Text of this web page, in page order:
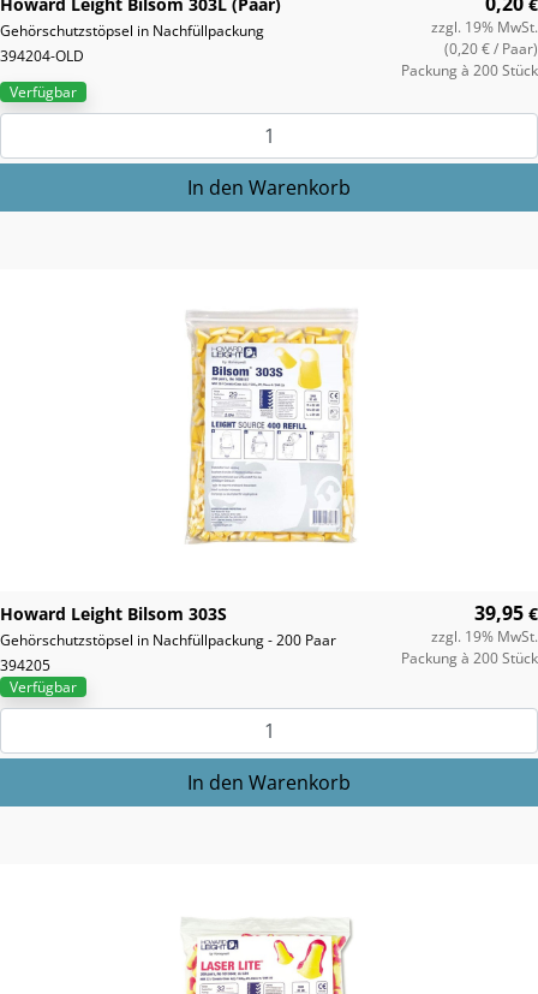
Gehörschutzstöpsel in Nachfüllpackung
394204-OLD
zzgl. 19% MwSt.
(0,20 €/ Paar)
Packung à 200 Stück
Verfügbar
Howard Leight Bilsom 303S
Gehörschutzstöpsel in Nachfüllpackung - 200 Paar
394205
39,95 €
zzgl. 19% MwSt.
Packung à 200 Stück
Verfügbar